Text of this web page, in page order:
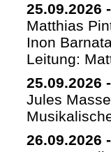
25.09.2026 -
Matthias
Inon
Leitung:
25.09.2026 -
Jules
26.09.2026 -